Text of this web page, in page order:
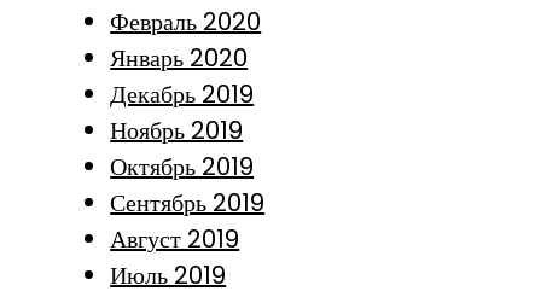
Февраль 2020
Январь 2020
Декабрь 2019
Ноябрь 2019
Октябрь 2019
Сентябрь 2019
Август 2019
Июль 2019